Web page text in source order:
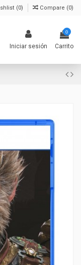
(0) Compare (0)
Iniciar sesión
0
Carrito